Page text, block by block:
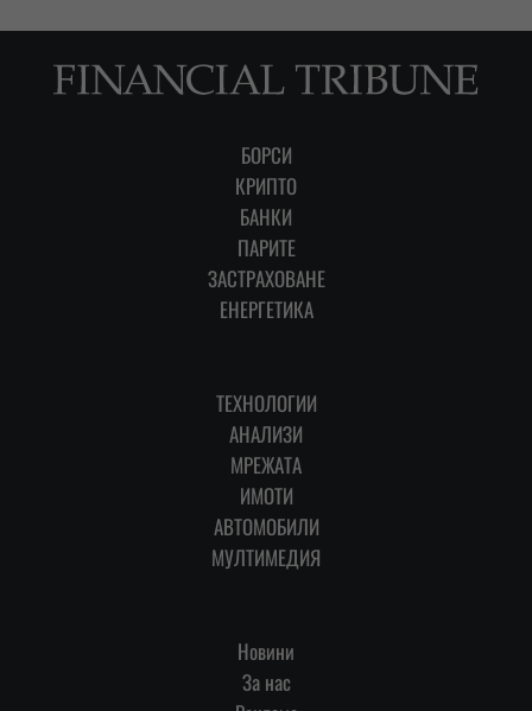
БОРСИ
КРИПТО
БАНКИ
ПАРИТЕ
ЗАСТРАХОВАНЕ
ЕНЕРГЕТИКА
ТЕХНОЛОГИИ
АНАЛИЗИ
МРЕЖАТА
ИМОТИ
АВТОМОБИЛИ
МУЛТИМЕДИЯ
Новини
За нас